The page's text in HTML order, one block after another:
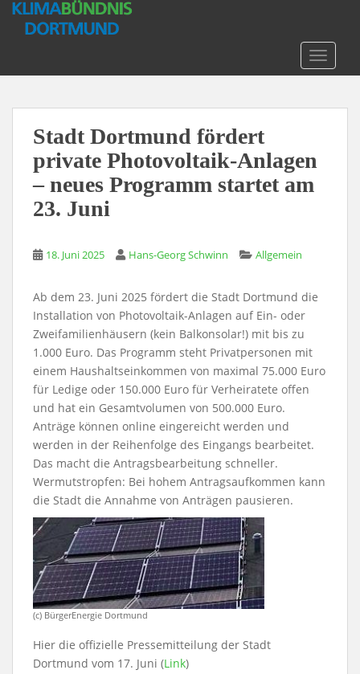
Stadt Dortmund fördert
private Photovoltaik-Anlagen
– neues Programm startet am
23. Juni
18. Juni 2025 Hans-Georg Schwinn Allgemein
Ab dem 23. Juni 2025 fördert die Stadt Dortmund die
Installation von Photovoltaik-Anlagen auf Ein- oder
Zweifamilienhäusern (kein Balkonsolar!) mit bis zu
1.000 Euro. Das Programm steht Privatpersonen mit
einem Haushaltseinkommen von maximal 75.000 Euro
für Ledige oder 150.000 Euro für Verheiratete offen
und hat ein Gesamtvolumen von 500.000 Euro.
Anträge können online eingereicht werden und
werden in der Reihenfolge des Eingangs bearbeitet.
Das macht die Antragsbearbeitung schneller.
Wermutstropfen: Bei hohem Antragsaufkommen kann
die Stadt die Annahme von Anträgen pausieren.
(c) BürgerEnergie Dortmund
Hier die offizielle Pressemitteilung der Stadt
Dortmund vom 17. Juni (Link)